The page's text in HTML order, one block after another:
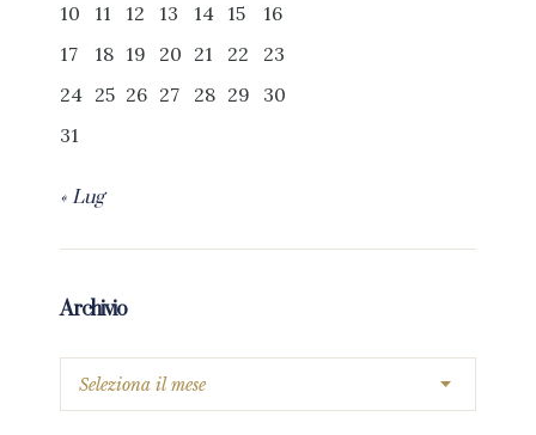
10
11 12 13 14 15
16
17
18 19 20 21 22
23
24 25 26 27 28 29
30
31
« Lug
Archivio